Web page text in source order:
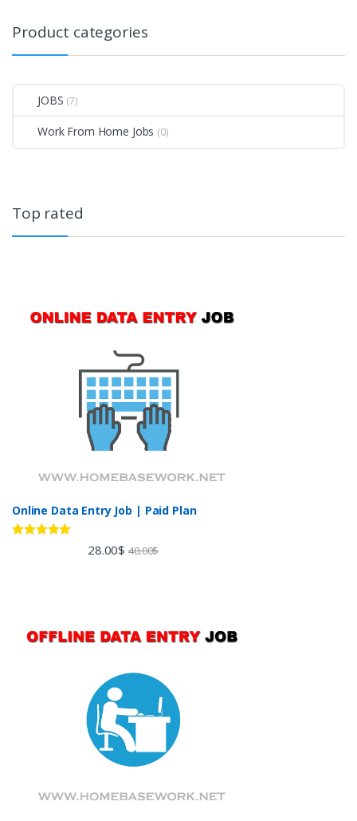
Product categories
JOBS (7)
Work From Home Jobs (0)
Top rated
Online Data Entry Job | Paid Plan
28.00$ 40.00$